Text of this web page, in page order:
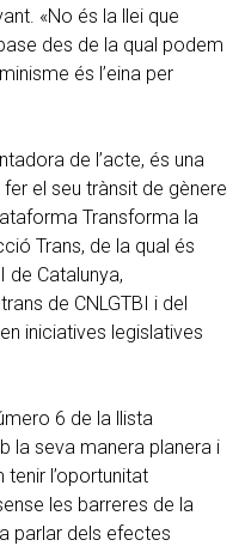
«No és la llei que
des de la qual podem
és l’eina per
de l’acte, és una
el seu trànsit de gènere
Transforma la
Trans, de la qual és
de Catalunya,
de CNLGTBI i del
iniciatives legislatives
6 de la llista
la seva manera planera i
tenir l’oportunitat
les barreres de la
parlar dels efectes